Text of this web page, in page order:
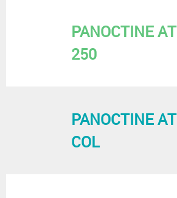
PANOCTINE AT
250
PANOCTINE AT
COL